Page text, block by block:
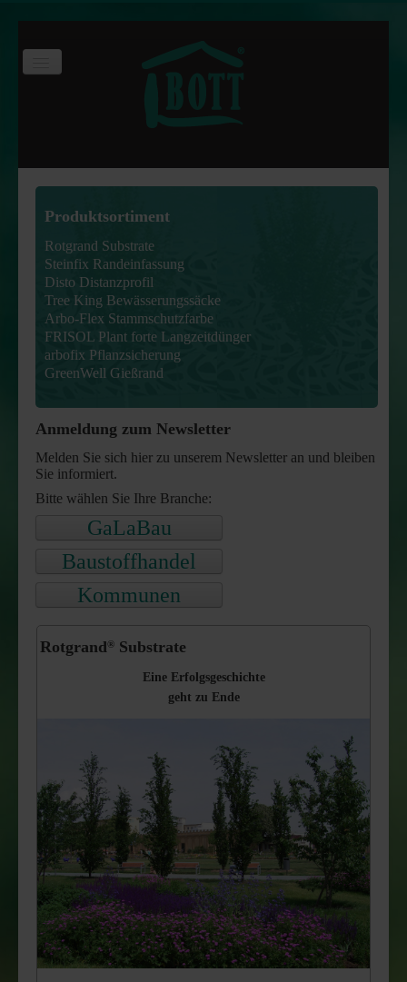
Downloads
Rotgrand Substrate
Steinfix Randeinfassung
Disto Distanzprofil
Tree King Bewässerungssäcke
Arbo-Flex Stammschutzfarbe
FRISOL Plant forte Langzeitdünger
arbofix Pflanzsicherung
Produktsortiment
Rotgrand Substrate
Steinfix Randeinfassung
Disto Distanzprofil
Tree King Bewässerungssäcke
Arbo-Flex Stammschutzfarbe
FRISOL Plant forte Langzeitdünger
arbofix Pflanzsicherung
GreenWell Gießrand
Anmeldung zum Newsletter
Melden Sie sich hier zu unserem Newsletter an und bleiben
Sie informiert.
Bitte wählen Sie Ihre Branche:
GaLaBau
Baustoffhandel
Kommunen
Rotgrand® Substrate
Eine Erfolgsgeschichte
geht zu Ende